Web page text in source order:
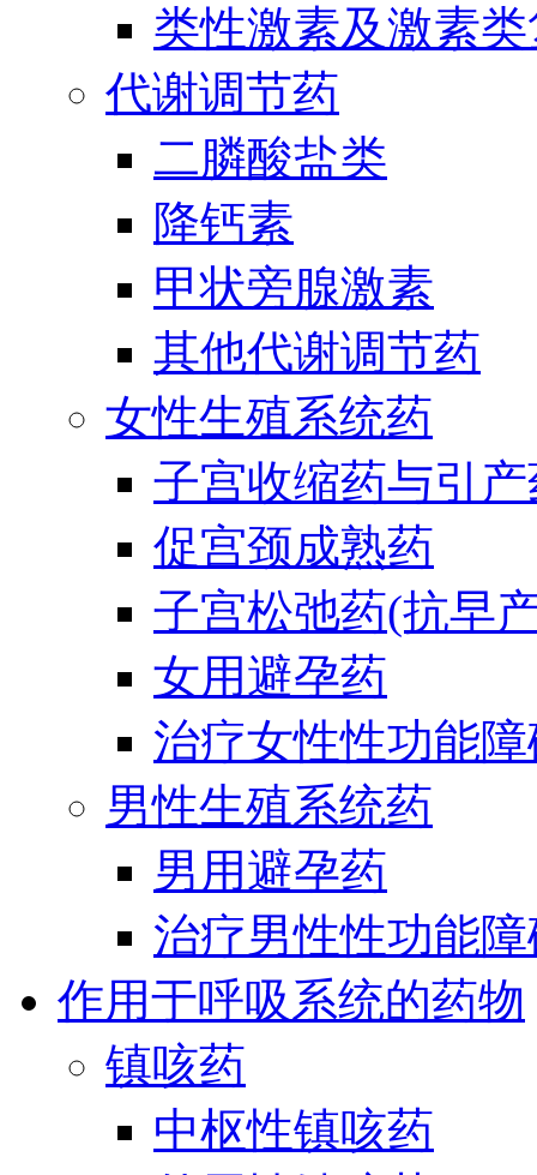
类性激素及激素
代谢调节药
二膦酸盐类
降钙素
甲状旁腺激素
其他代谢调节药
女性生殖系统药
子宫收缩药与引
促宫颈成熟药
子宫松弛药(抗早
女用避孕药
治疗女性性功能
男性生殖系统药
男用避孕药
治疗男性性功能
作用于呼吸系统的药物
镇咳药
中枢性镇咳药